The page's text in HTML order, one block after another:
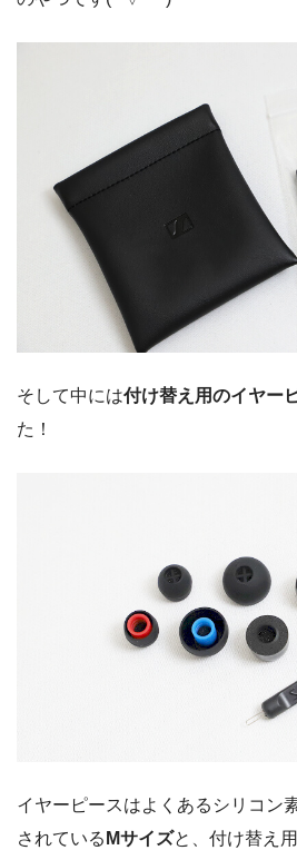
そして中には付け替え用のイヤー
た！
イヤーピースはよくあるシリコン
されている Mサイズと、付け替え